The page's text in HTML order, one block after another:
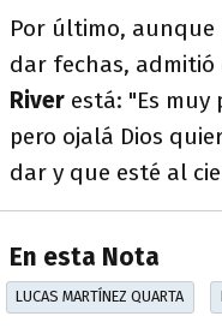
Por último, aunque
dar fechas, admitió
River está: "Es
pero ojalá Dios
dar y que esté al
En esta Nota
LUCAS MARTÍNEZ QUARTA